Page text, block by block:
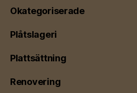
Okategoriserade
Plåtslageri
Plattsättning
Renovering